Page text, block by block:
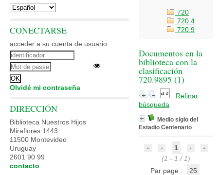
720
720.4
720.9
Documentos en la
biblioteca con la
clasificación
720.9895 (1)
Refinar
búsqueda
Medio siglo del
Estadio Centenario
1
(1 - 1 / 1)
Par page :
25
CONECTARSE
acceder a su cuenta de usuario
Olvidé mi contraseña
DIRECCIÓN
Biblioteca Nuestros Hijos
Miraflores 1443
11500 Montevideo
Uruguay
2601 90 99
contacto